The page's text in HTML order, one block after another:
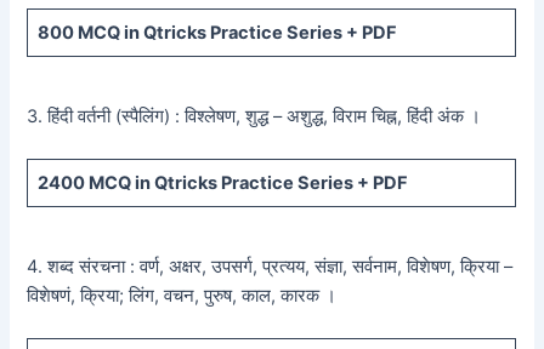
800 MCQ in Qtricks Practice Series + PDF
3. हिंदी वर्तनी (स्पैलिंग) : विश्लेषण, शुद्ध – अशुद्ध, विराम चिह्न, हिंदी अंक ।
2400 MCQ in Qtricks Practice Series + PDF
4. शब्द संरचना : वर्ण, अक्षर, उपसर्ग, प्रत्यय, संज्ञा, सर्वनाम, विशेषण, क्रिया –
विशेषणं, क्रिया; लिंग, वचन, पुरुष, काल, कारक ।